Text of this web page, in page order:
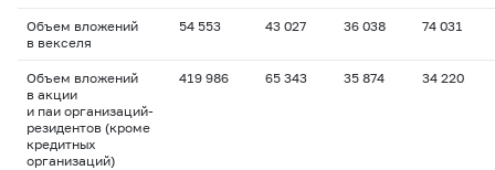
Объем вложений
в векселя
54 553 43 027 36 038 74 031
Объем вложений
в акции
и паи организаций-
резидентов (кроме
кредитных
организаций)
419 986 65 343 35 874 34 220